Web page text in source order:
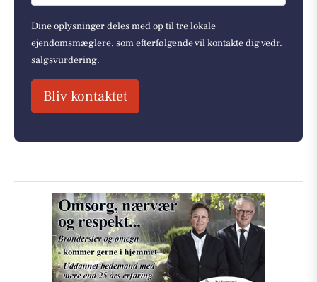
Dine oplysninger deles med op til tre lokale
ejendomsmæglere, som efterfølgende vil kontakte dig vedr.
salgsvurdering.
Bliv kontaktet